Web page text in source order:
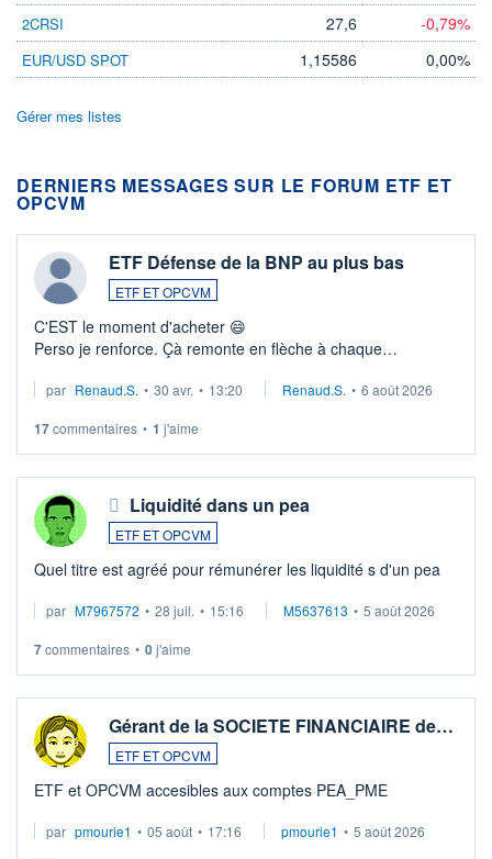
2CRSI 27,6 -0,79%
EUR/USD SPOT 1,15586 0,00%
Gérer mes listes
DERNIERS MESSAGES SUR LE FORUM ETF ET
OPCVM
ETF Défense de la BNP au plus bas
ETF ET OPCVM
C'EST le moment d'acheter 😄​
Perso je renforce. Çà remonte en flèche à chaque
Investissement long terme tip top pour sa retraite.
par Renaud.S. • 30 avr. • 13:20 Renaud.S. • 6 août 2026
17commentaires • 1 j'aime
Liquidité dans un pea
ETF ET OPCVM
Quel titre est agréé pour rémunérer les liquidité s d'un pea
par M7967572 • 28 juil. • 15:16 M5637613 • 5 août 2026
7commentaires • 0j'aime
Gérant de la SOCIETE FINANCIAIRE de…
ETF ET OPCVM
ETF et OPCVM accesibles aux comptes PEA_PME
par pmourie1 • 05 août • 17:16 pmourie1 • 5 août 2026